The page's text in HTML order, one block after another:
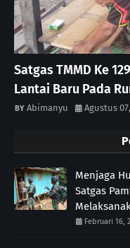
Satgas TMMD Ke
Lantai Baru Pada
Abimanyu Agustus
Menjaga
Satgas
Februari 16,